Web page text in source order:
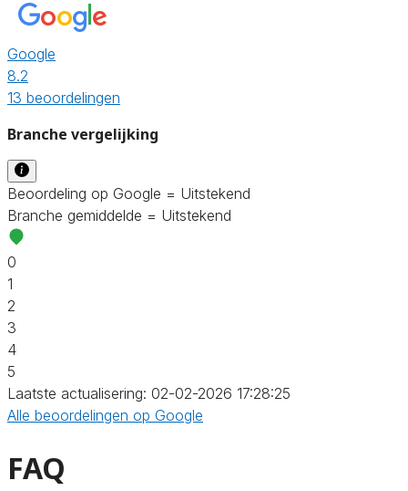
Google
8.2
13 beoordelingen
Branche vergelijking
Beoordeling op Google = Uitstekend
Branche gemiddelde = Uitstekend
0
1
2
3
4
5
Laatste actualisering: 02-02-2026 17:28:25
Alle beoordelingen op Google
FAQ